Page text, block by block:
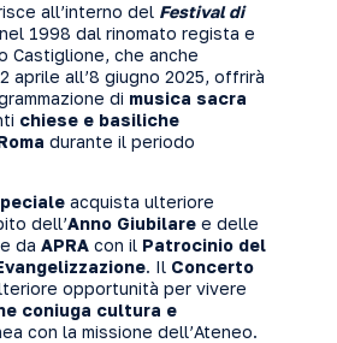
all’interno del Festival di
1998 dal rinomato regista e
Castiglione, che anche
aprile all’8 giugno 2025, offrirà
di musica sacra
chiese e basiliche
durante il periodo
acquista ulteriore
dell’Anno Giubilare e delle
da APRA con il Patrocinio del
. Il Concerto
opportunità per vivere
coniuga cultura e
con la missione dell’Ateneo.